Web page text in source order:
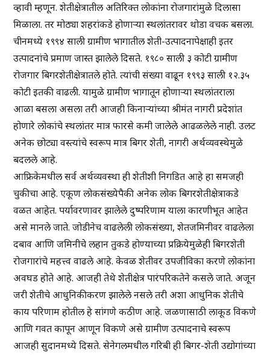
व्हावी म्हणून. शेतीक्षेत्रातील अतिरिक्त लोकांना रोजगारांमुळे दिलासा
मिळाला. तर मोठ्या शहरांकडे होणाऱ्या स्थलांतरावर थोडा वचक बसला.
चीनमध्ये १९९४ साली ग्रामीण भागातील शेती-उत्पादनापेक्षाही इतर
उत्पादनांचे प्रमाण जास्त झालेले दिसते. १९८० साली ३ कोटी ग्रामीण
रोजगार बिगरशेतीक्षेत्रातले होते. त्यांची संख्या वाढून १९९३ साली १२.३५
कोटी इतकी वाढली. यामुळे ग्रामीण भागातून होणाऱ्या स्थलांतराला
आळा बसला असला तरी आजही किनाऱ्यांच्या श्रीमंत नागरी प्रदेशांत
होणारे लोकांचे स्थलांतर मात्र फारसे कमी जालेले आढळलेले नाही. उलट
अनेक छोट्या वस्त्यांचे स्वरूप मात्र बिगर शेती, नागरी अर्थव्यवस्थेमुळे
बदलले आहे.
आफ्रिकेमधील सर्व अर्थव्यवस्था ही शेतीशी निगडित आहे हा समजही
चुकीचा आहे. एकूण लोकसंख्येपैकी अनेक लोक बिगरशेतीक्षेत्राकडे
वळत आहेत. पर्यावरणावर झालेले दुष्परिणाम याला कारणीभूत आहेत
असे मानले जाते. जोडीनेच वाढलेली लोकसंख्या, शेतजमिनीवर वाढलेला
दबाव आणि जमिनीचे लहान तुकडे होण्याच्या प्रक्रियेमुळेही बिगरशेती
रोजगारांचे महत्त्व वाढले आहे. केवळ शेतीवर उपजीविका करणे लोकांना
अवघड होते आहे. आजही तेथे शेतीक्षेत्र पारंपरिकतेने कसले जाते. अजून
जरी शेतीचे आधुनिकीकरण झालेले नसले तरी अशा आधुनिक शेतीचे
काय परिणाम होतील हे सांगणे कठीण आहे. जळणासाठी लाकूड विकणे
आणि गवत कापून आणून विकणे असे ग्रामीण उत्पादनाचे स्वरूप
आजही सुदानमध्ये दिसते. सेनेगलमधील गरिबी ही बिगर-शेती उद्योगांच्या